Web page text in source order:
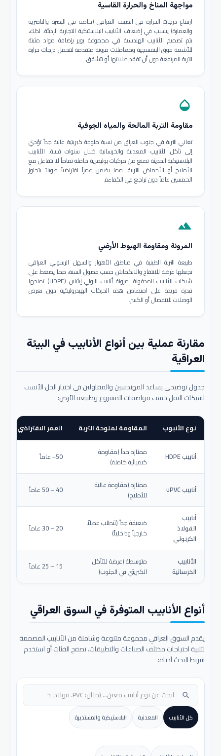
مواجهة المناخ والحرارة القاسية
ارتفاع درجات الحرارة في الصيف العراقي (خاصة في البصرة والناصرية
والعمارة) يتسبب في إضعاف الأنابيب البلاستيكية التجارية الرديئة. لذلك،
يتم تصميم الأنابيب الهندسية في مجموعة بوير بإضافة مواد مثبتة
للأشعة فوق البنفسجية ومعاملات مرونة متقدمة لتتحمل درجات حرارة
التربة المرتفعة دون أن تفقد صلابتها أو تتشقق.
opacity
مقاومة التربة المالحة والمياه الجوفية
تعاني التربة في جنوب العراق من نسبة ملوحة كبريتية عالية جداً تؤدي
إلى تآكل الأنابيب المعدنية والخرسانية خلال سنوات قليلة. الأنابيب
البلاستيكية الحديثة تصنع من مركبات بوليمرية خاملة تماماً لا تتفاعل مع
الأملاح أو الأحماض التربية، مما يضمن عمراً افتراضياً طويلاً يتجاوز
الخمسين عاماً دون تراجع في الكفاءة.
terrain
المرونة ومقاومة الهبوط الأرضي
طبيعة التربة الطينية في مناطق الأهوار والسهل الرسوبي العراقي
تجعلها عرضة للانتفاخ والانكماش حسب فصول السنة، مما يضغط على
شبكات الأنابيب المدفونة. مرونة أنابيب البولي إيثيلين (HDPE) تمنحها
قدرة فريدة على امتصاص هذه الحركات الهيدروليكية دون تعرض
الوصلات للانفصال أو الكسر.
مقارنة عملية بين أنواع الأنابيب في البيئة
العراقية
جدول توضيحي يساعد المهندسين والمقاولين في اختيار الحل الأنسب
لشبكات النقل حسب مواصفات المشروع وطبيعة الأرض:
نوع الأنبوب المقاومة لملوحة التربة العمر الافتراضي
أنابيب HDPE
ممتازة جداً (مقاومة
كيميائية كاملة)
50+ عاماً
أنابيب uPVC
ممتازة (مقاومة عالية
للأملاح)
40 – 50 عاماً
أنابيب
الفولاذ
الكربوني
ضعيفة جداً (تتطلب عطلاً
خارجياً وداخلياً)
20 – 30 عاماً
الأنابيب
الخرسانية
متوسطة (عرضة للتآكل
الكبريتي في الجنوب)
15 – 25 عاماً
أنواع الأنابيب المتوفرة في السوق العراقي
يقدم السوق العراقي مجموعة متنوعة وشاملة من الأنابيب المصممة
لتلبية احتياجات مختلف الصناعات والتطبيقات. تصفح الفئات أو استخدم
شريط البحث أدناه:
search
كل الأنابيب المعدنية البلاستيكية والمستديرة